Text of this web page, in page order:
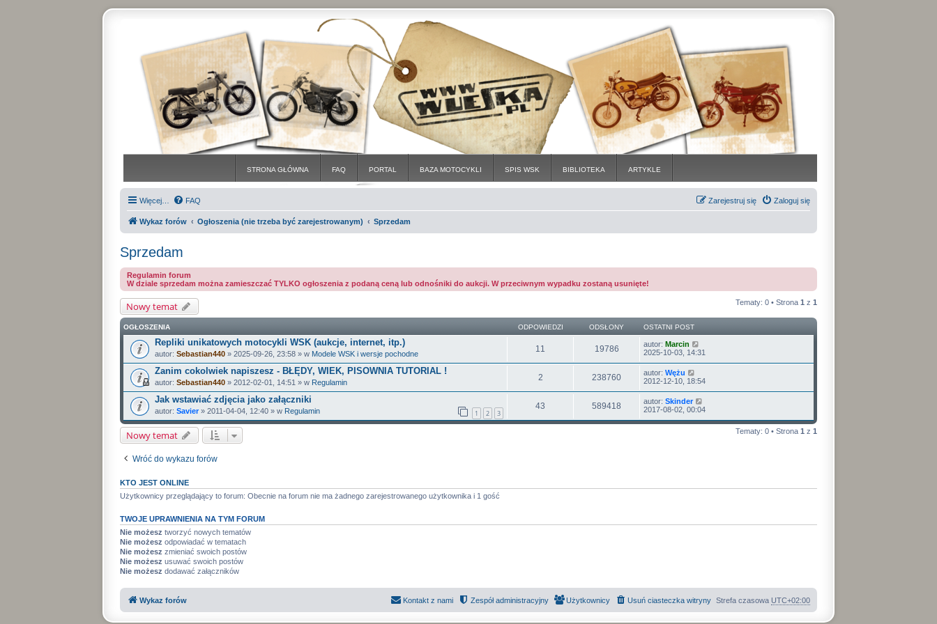
STRONA GŁÓWNA FAQ PORTAL BAZA MOTOCYKLI SPIS WSK BIBLIOTEKA ARTYKLE
Więcej… FAQ Zaloguj się
Zarejestruj się
Wykaz forów Ogłoszenia (nie trzeba być zarejestrowanym) Sprzedam
Sprzedam
Regulamin forum
W dziale sprzedam można zamieszczać TYLKO ogłoszenia z podaną ceną lub odnośniki do aukcji. W przeciwnym wypadku zostaną usunięte!
Nowy temat Tematy: 0 • Strona 1 z 1
OGŁOSZENIA ODPOWIEDZI ODSŁONY OSTATNI POST
Repliki unikatowych motocykli WSK (aukcje, internet, itp.)
autor: Sebastian440 » 2025-09-26, 23:58 » w Modele WSK i wersje pochodne
11 19786 autor: Marcin
2025-10-03, 14:31
Zanim cokolwiek napiszesz - BŁĘDY, WIEK, PISOWNIA TUTORIAL !
autor: Sebastian440 » 2012-02-01, 14:51 » w Regulamin
2 238760 autor: Wężu
2012-12-10, 18:54
Jak wstawiać zdjęcia jako załączniki
autor: Savier» 2011-04-04, 12:40 » w Regulamin 1 2 3
43 589418 autor: Skinder
2017-08-02, 00:04
Nowy temat Tematy: 0 • Strona 1 z 1
Wróć do wykazu forów
KTO JEST ONLINE
Użytkownicy przeglądający to forum: Obecnie na forum nie ma żadnego zarejestrowanego użytkownika i 1 gość
TWOJE UPRAWNIENIA NA TYM FORUM
Nie możesz tworzyć nowych tematów
Nie możesz odpowiadać w tematach
Nie możesz zmieniać swoich postów
Nie możesz usuwać swoich postów
Nie możesz dodawać załączników
Wykaz forów Strefa czasowa UTC+02:00
Usuń ciasteczka witryny
Użytkownicy
Zespół administracyjny
Kontakt z nami